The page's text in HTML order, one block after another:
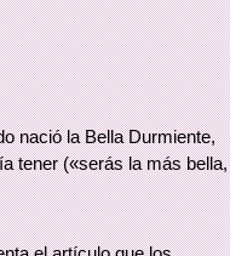
nació la Bella Durmiente,
tener («serás la más bella,